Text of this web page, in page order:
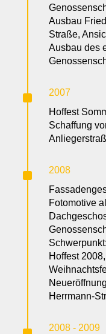
Ausbau
Straße,
Ausbau des
^
2007
Hoffest
Schaffung
^
2008
Fotomotive
Hoffest
Herrmann-
2008 - 2009